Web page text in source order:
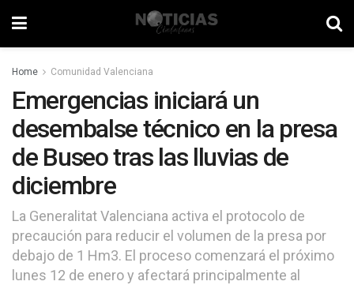
Home Comunidad Valenciana
Emergencias iniciará un
desembalse técnico en la presa
de Buseo tras las lluvias de
diciembre
La Generalitat Valenciana activa el protocolo de
precaución para reducir el volumen de la presa por
debajo de 1 Hm3. El proceso comenzará el próximo
lunes 12 de enero y afectará principalmente al